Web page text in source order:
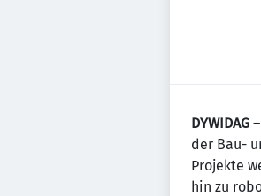
DYWIDAG
der Bau-
Projekte
hin zu